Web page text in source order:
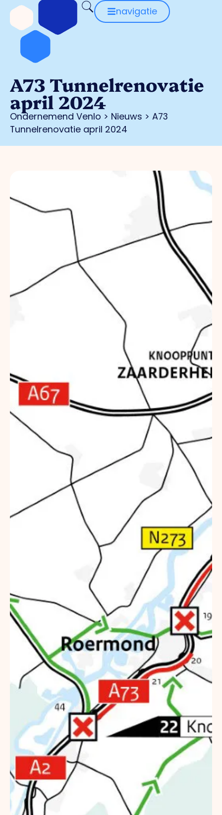
navigatie
A73 Tunnelrenovatie
april 2024
Ondernemend Venlo > Nieuws > A73
Tunnelrenovatie april 2024